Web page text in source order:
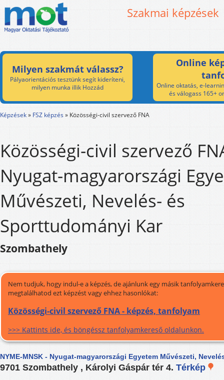
Szakmai képzések
Milyen szakmát válassz?
Pályaorientációs tesztünk segít kideríteni,
milyen munka illik Hozzád
Online
Online oktatás, e-
és válogass 165+
Képzések» FSZ képzés» Közösségi-civil szervező FNA
Közösségi-civil szervező
Nyugat-magyarországi
Művészeti, Nevelés- és
Sporttudományi Kar
Szombathely
Nem tudjuk, hogy indul-e a képzés, de ajánlunk egy másik
megtalálhatod ezt képzést vagy ehhez hasonlókat:
Közösségi-civil szervező FNA - képzés, tanfolyam
>>> Kattints ide, és böngéssz tanfolyamkereső oldalunkon.
NYME-MNSK - Nyugat-magyarországi Egyetem Művészeti,
9701 Szombathely , Károlyi Gáspár tér 4. Térkép